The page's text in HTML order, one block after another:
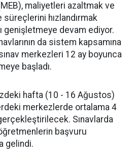
maliyetleri azaltmak ve
hızlandırmak
genişletmeye devam ediyor.
da sistem kapsamına
merkezleri 12 ay boyunca
başladı.
hafta (10 - 16 Ağustos)
merkezlerde ortalama 4
Sınavlarda
başvuru
gelindi.